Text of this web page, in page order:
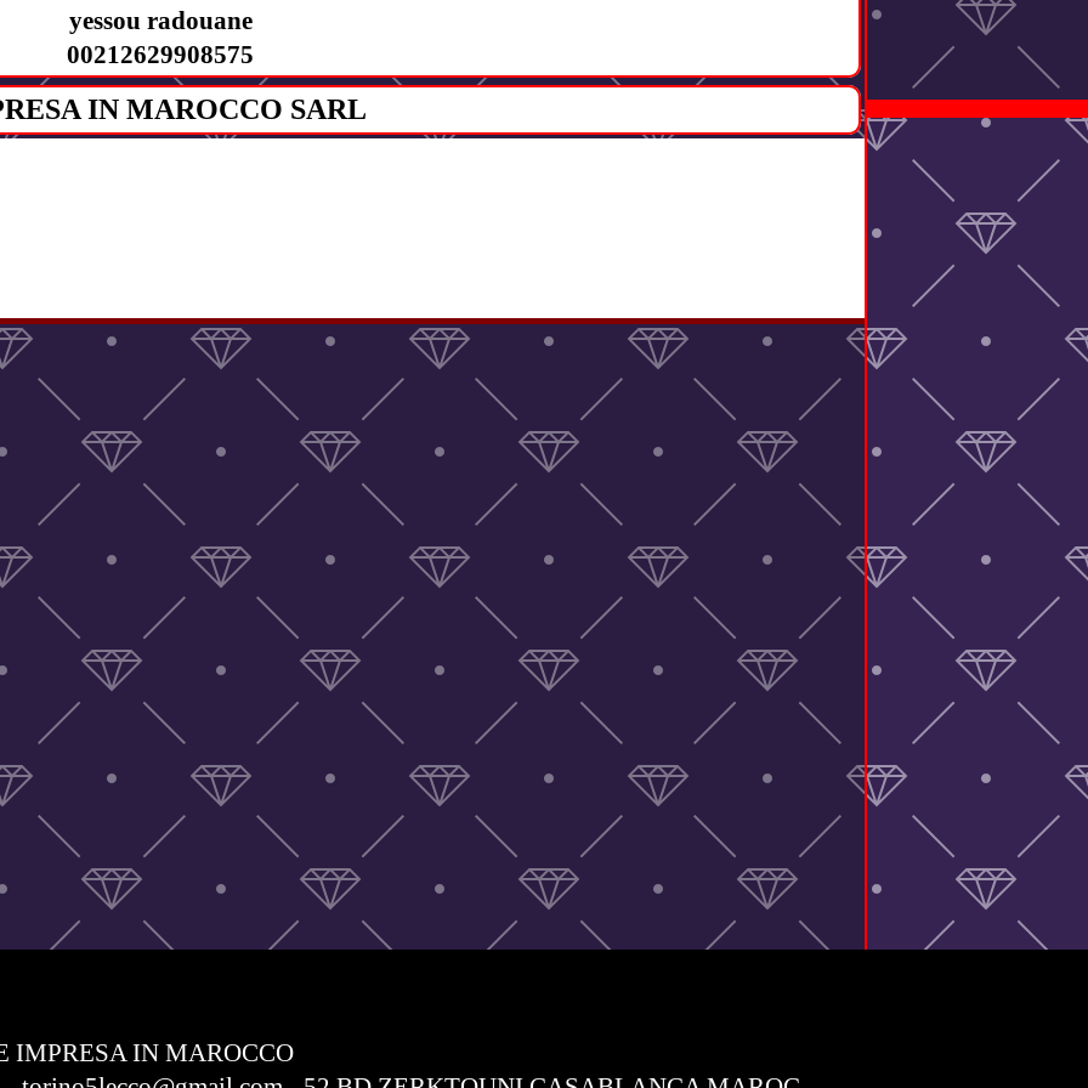
yessou radouane
00212629908575
IN MAROCCO SARL
IMPRESA IN MAROCCO